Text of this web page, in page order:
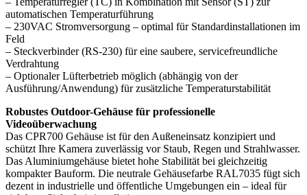
automatischen Temperaturführung
– 230VAC Stromversorgung – optimal für Standardinstallationen im
Feld
– Steckverbinder (RS-230) für eine saubere, servicefreundliche
Verdrahtung
– Optionaler Lüfterbetrieb möglich (abhängig von der
Ausführung/Anwendung) für zusätzliche Temperaturstabilität
Robustes Outdoor-Gehäuse für professionelle
Videoüberwachung
Das CPR700 Gehäuse ist für den Außeneinsatz konzipiert und
schützt Ihre Kamera zuverlässig vor Staub, Regen und Strahlwasser.
Das Aluminiumgehäuse bietet hohe Stabilität bei gleichzeitig
kompakter Bauform. Die neutrale Gehäusefarbe RAL7035 fügt sich
dezent in industrielle und öffentliche Umgebungen ein – ideal für